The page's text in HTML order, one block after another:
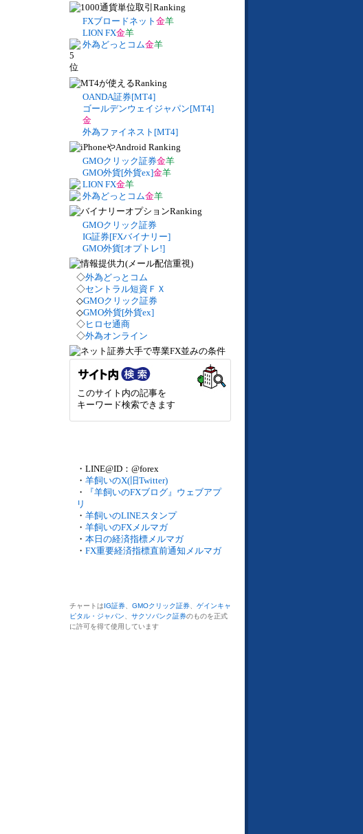
FXブロードネット 金羊
LION FX金羊
外為どっとコム金羊
OANDA証券[MT4]
ゴールデンウェイジャパン[MT4]
金
外為ファイネスト[MT4]
GMOクリック証券金羊
GMO外貨[外貨ex]金羊
LION FX金羊
外為どっとコム金羊
GMOクリック証券
IG証券[FXバイナリー]
GMO外貨[オプトレ!]
◇外為どっとコム
◇セントラル短資ＦＸ
◇GMOクリック証券
◇GMO外貨[外貨ex]
◇ヒロセ通商
◇外為オンライン
このサイト内の記事を
キーワード検索できます
・LINE@ID：@forex
・ 羊飼いのX(旧Twitter)
・
『羊飼いのFXブログ』ウェブアプ
リ
・ 羊飼いのLINEスタンプ
・ 羊飼いのFXメルマガ
・ 本日の経済指標メルマガ
・ FX重要経済指標直前通知メルマガ
チャートはIG証券 GMOクリック証券
ゲインキャ
ピタル・ジャパン
サクソバンク証券のものを正式
に許可を得て使用しています